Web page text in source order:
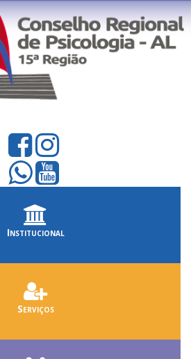
Institucional
Serviços